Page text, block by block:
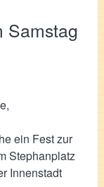
Samstag
ein Fest zur
Stephanplatz
Innenstadt